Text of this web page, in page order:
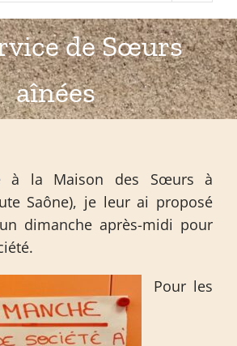
de Sœurs
aînées
à la Maison des Sœurs à
Saône), je leur ai proposé
dimanche après-midi pour
Pour les